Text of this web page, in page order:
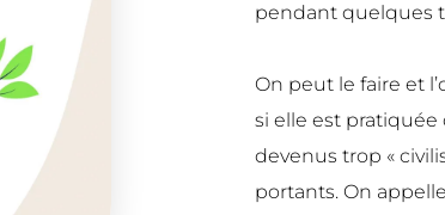
pendant quelques
On peut le faire et
si elle est pratiquée
devenus trop «
portants. On